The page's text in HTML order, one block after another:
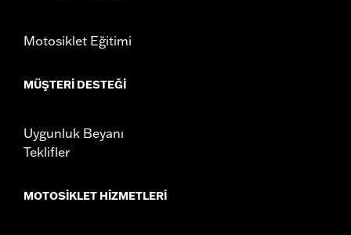
Motosiklet Eğitimi
MÜŞTERI DESTEĞI
Uygunluk Beyanı
Teklifler
MOTOSIKLET HIZMETLERI